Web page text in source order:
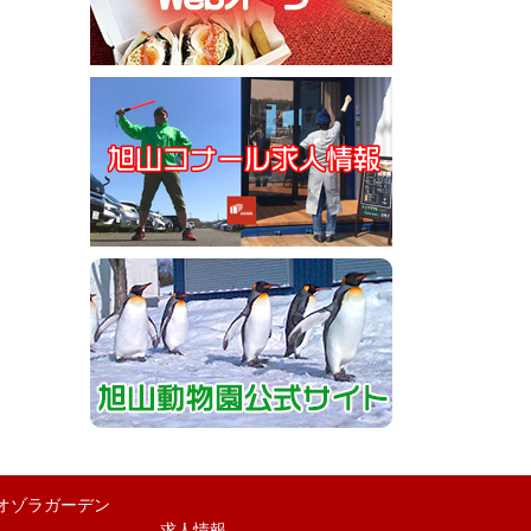
ゾラガーデン